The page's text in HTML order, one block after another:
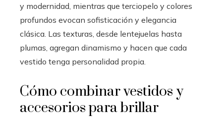
y modernidad, mientras que terciopelo y colores
profundos evocan sofisticación y elegancia
clásica. Las texturas, desde lentejuelas hasta
plumas, agregan dinamismo y hacen que cada
vestido tenga personalidad propia.
Cómo combinar vestidos y
accesorios para brillar